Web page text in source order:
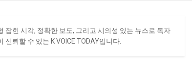
잡힌 시각, 정확한 보도, 그리고 시의성 있는 뉴스로 독자
신뢰할 수 있는 K VOICE TODAY입니다.